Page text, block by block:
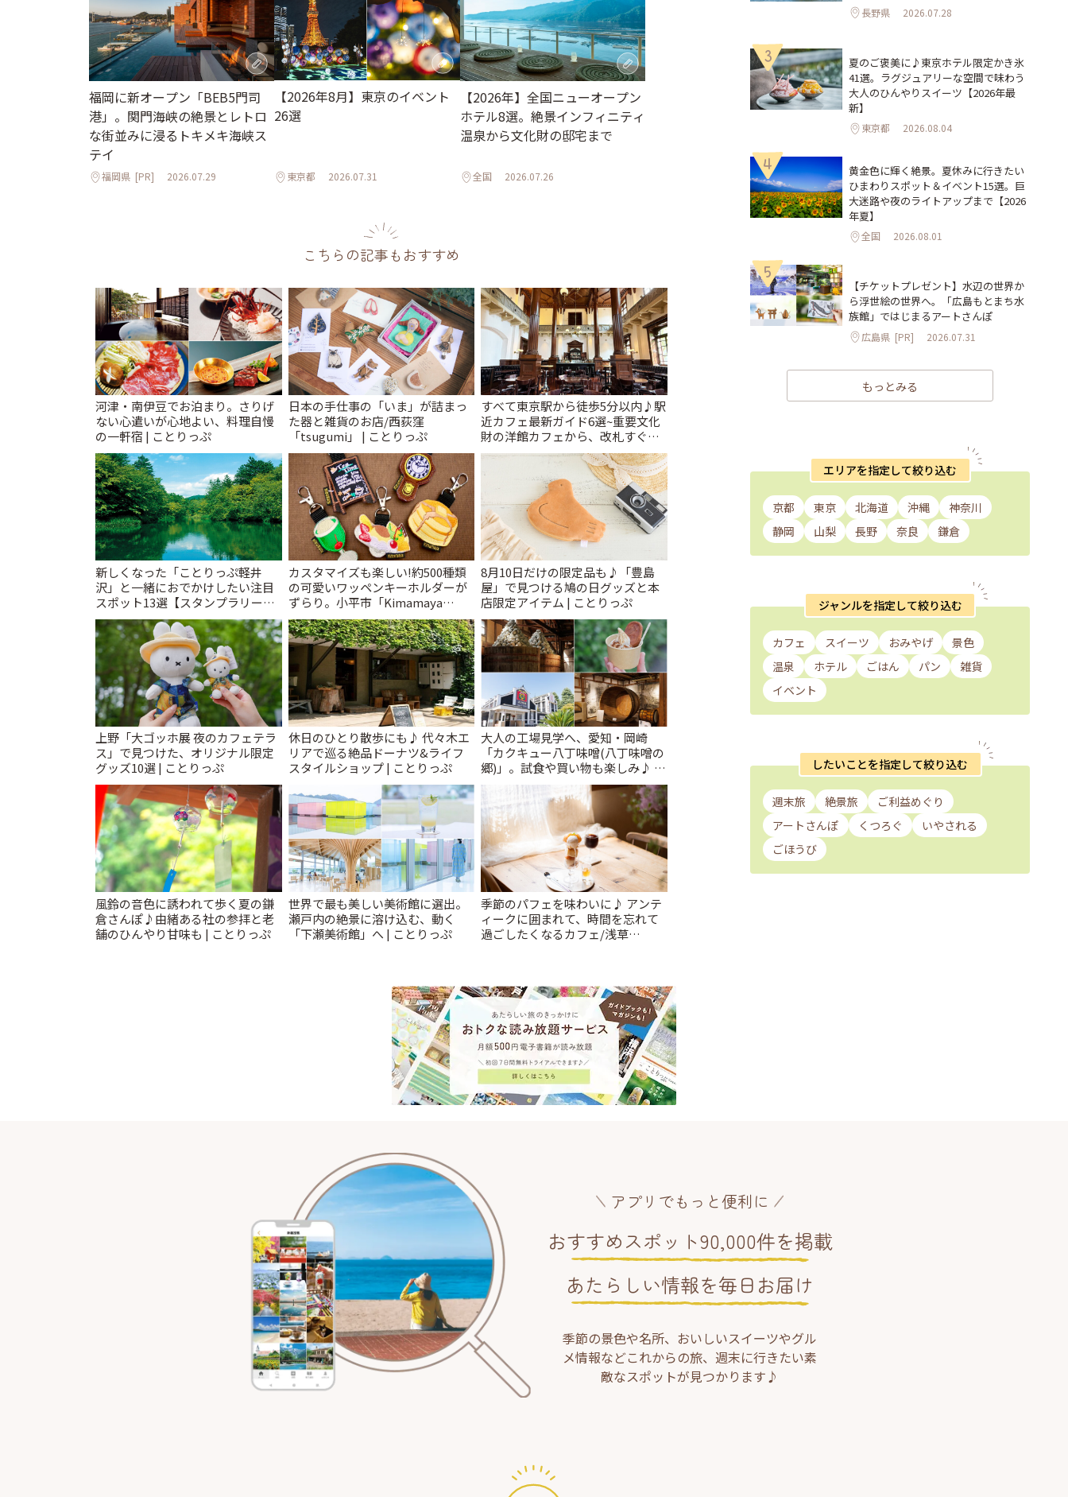
福岡に新オープン「BEB5門司
港」。関門海峡の絶景とレトロ
な街並みに浸るトキメキ海峡ス
テイ
福岡県 [PR] 2026.07.29
【2026年8月】東京のイベント
26選
東京都 2026.07.31
【2026年】全国ニューオープン
ホテル8選。絶景インフィニティ
温泉から文化財の邸宅まで
全国 2026.07.26
こちらの記事もおすすめ
河津・南伊豆でお泊まり。さりげ
ない心遣いが心地よい、料理自慢
の一軒宿 | ことりっぷ
日本の手仕事の「いま」が詰まっ
た器と雑貨のお店/西荻窪
「tsugumi」 | ことりっぷ
すべて東京駅から徒歩5分以内♪駅
近カフェ最新ガイド6選~重要文化
財の洋館カフェから、改札すぐの
レトロ喫茶まで~ | ことりっぷ
新しくなった「ことりっぷ軽井
沢」と一緒におでかけしたい注目
スポット13選【スタンプラリー開
催中】 | ことりっぷ
カスタマイズも楽しい!約500種類
の可愛いワッペンキーホルダーが
ずらり。小平市「Kimamaya
T&K」 | ことりっぷ
8月10日だけの限定品も♪「豊島
屋」で見つける鳩の日グッズと本
店限定アイテム | ことりっぷ
上野「大ゴッホ展 夜のカフェテラ
ス」で見つけた、オリジナル限定
グッズ10選 | ことりっぷ
休日のひとり散歩にも♪ 代々木エ
リアで巡る絶品ドーナツ&ライフ
スタイルショップ | ことりっぷ
大人の工場見学へ、愛知・岡崎
「カクキュー八丁味噌(八丁味噌の
郷)」。試食や買い物も楽しみ♪ |
ことりっぷ
風鈴の音色に誘われて歩く夏の鎌
倉さんぽ♪由緒ある社の参拝と老
舗のひんやり甘味も | ことりっぷ
世界で最も美しい美術館に選出。
瀬戸内の絶景に溶け込む、動く
「下瀬美術館」へ | ことりっぷ
季節のパフェを味わいに♪ アンテ
ィークに囲まれて、時間を忘れて
過ごしたくなるカフェ/浅草
長野県 2026.07.28
3
夏のご褒美に♪東京ホテル限定かき氷
41選。ラグジュアリーな空間で味わう
大人のひんやりスイーツ【2026年最
新】
東京都 2026.08.04
4
黄金色に輝く絶景。夏休みに行きたい
ひまわりスポット＆イベント15選。巨
大迷路や夜のライトアップまで【2026
年夏】
全国 2026.08.01
5
【チケットプレゼント】水辺の世界か
ら浮世絵の世界へ。「広島もとまち水
族館」ではじまるアートさんぽ
広島県 [PR] 2026.07.31
もっとみる
エリアを指定して絞り込む
京都 東京 北海道 沖縄
神奈川
静岡
山梨 長野 奈良 鎌倉
ジャンルを指定して絞り込む
カフェ スイーツ おみやげ
景色
温泉
ホテル ごはん パン
雑貨
イベント
したいことを指定して絞り込む
週末旅 絶景旅
ご利益めぐり
アートさんぽ
くつろぐ
いやされる
ごほうび
アプリでもっと便利に
おすすめスポット90,000件を掲載
あたらしい情報を毎日お届け
季節の景色や名所、おいしいスイーツやグル
メ情報などこれからの旅、週末に行きたい素
敵なスポットが見つかります♪